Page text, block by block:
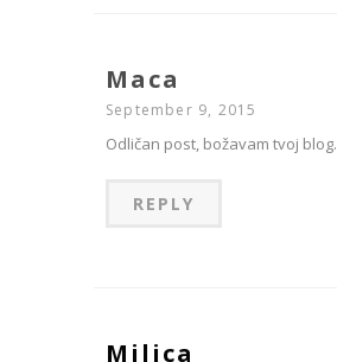
Maca
September 9, 2015
Odličan post, božavam tvoj blog.
REPLY
Milica